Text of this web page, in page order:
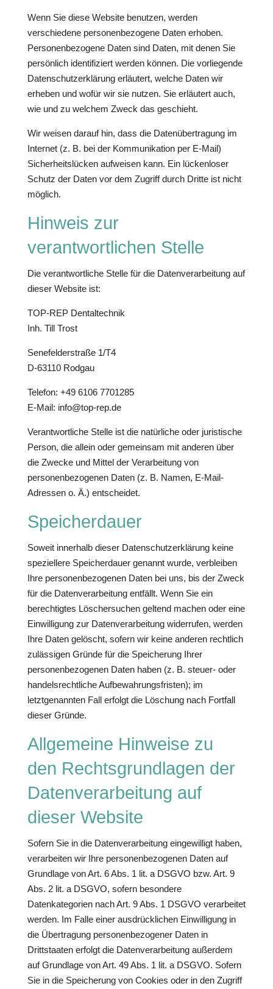
Wenn Sie diese Website benutzen, werden
verschiedene personenbezogene Daten erhoben.
Personenbezogene Daten sind Daten, mit denen Sie
persönlich identifiziert werden können. Die vorliegende
Datenschutzerklärung erläutert, welche Daten wir
erheben und wofür wir sie nutzen. Sie erläutert auch,
wie und zu welchem Zweck das geschieht.
Wir weisen darauf hin, dass die Datenübertragung im
Internet (z. B. bei der Kommunikation per E-Mail)
Sicherheitslücken aufweisen kann. Ein lückenloser
Schutz der Daten vor dem Zugriff durch Dritte ist nicht
möglich.
Hinweis zur
verantwortlichen Stelle
Die verantwortliche Stelle für die Datenverarbeitung auf
dieser Website ist:
TOP-REP Dentaltechnik
Inh. Till Trost
Senefelderstraße 1/T4
D-63110 Rodgau
Telefon: +49 6106 7701285
E-Mail: info@top-rep.de
Verantwortliche Stelle ist die natürliche oder juristische
Person, die allein oder gemeinsam mit anderen über
die Zwecke und Mittel der Verarbeitung von
personenbezogenen Daten (z. B. Namen, E-Mail-
Adressen o. Ä.) entscheidet.
Speicherdauer
Soweit innerhalb dieser Datenschutzerklärung keine
speziellere Speicherdauer genannt wurde, verbleiben
Ihre personenbezogenen Daten bei uns, bis der Zweck
für die Datenverarbeitung entfällt. Wenn Sie ein
berechtigtes Löschersuchen geltend machen oder eine
Einwilligung zur Datenverarbeitung widerrufen, werden
Ihre Daten gelöscht, sofern wir keine anderen rechtlich
zulässigen Gründe für die Speicherung Ihrer
personenbezogenen Daten haben (z. B. steuer- oder
handelsrechtliche Aufbewahrungsfristen); im
letztgenannten Fall erfolgt die Löschung nach Fortfall
dieser Gründe.
Allgemeine Hinweise zu
den Rechtsgrundlagen der
Datenverarbeitung auf
dieser Website
Sofern Sie in die Datenverarbeitung eingewilligt haben,
verarbeiten wir Ihre personenbezogenen Daten auf
Grundlage von Art. 6 Abs. 1 lit. a DSGVO bzw. Art. 9
Abs. 2 lit. a DSGVO, sofern besondere
Datenkategorien nach Art. 9 Abs. 1 DSGVO verarbeitet
werden. Im Falle einer ausdrücklichen Einwilligung in
die Übertragung personenbezogener Daten in
Drittstaaten erfolgt die Datenverarbeitung außerdem
auf Grundlage von Art. 49 Abs. 1 lit. a DSGVO. Sofern
Sie in die Speicherung von Cookies oder in den Zugriff